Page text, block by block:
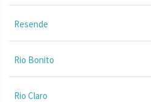
Resende
Rio Bonito
Rio Claro